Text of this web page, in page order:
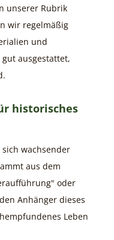
unserer Rubrik
wir regelmäßig
und
ausgestattet,
historisches
wachsender
aus dem
oder
Anhänger dieses
Leben